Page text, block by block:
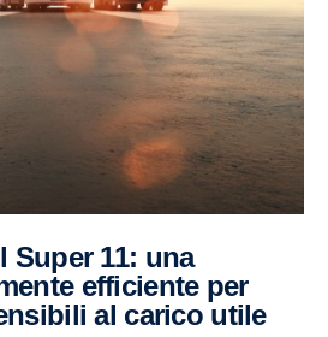
efficiente per
al carico utile